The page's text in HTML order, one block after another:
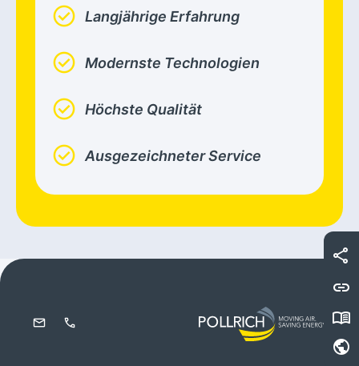
share
link
menu_book
public
check_circle Langjährige Erfahrung
check_circle Modernste Technologien
check_circle Höchste Qualität
check_circle Ausgezeichneter Service
mail phone